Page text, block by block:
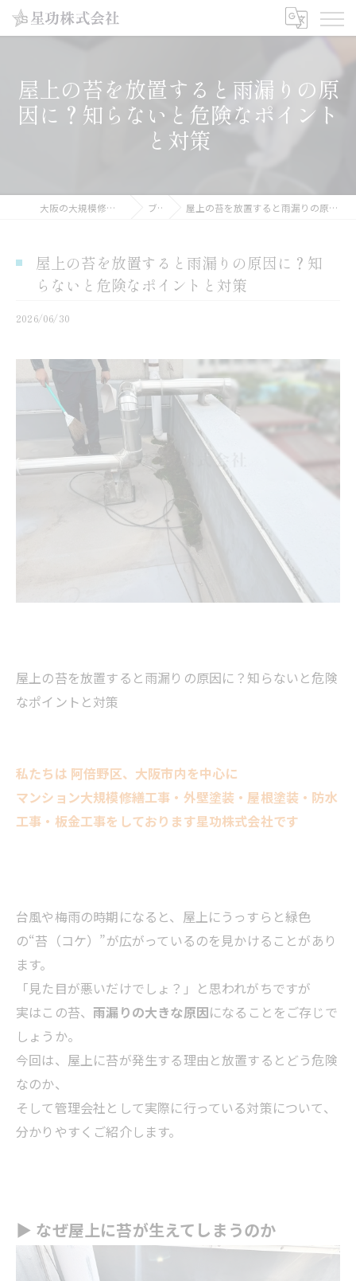
屋上の苔を放置すると雨漏りの原
因に？知らないと危険なポイント
と対策
大阪の大規模修繕工事なら星功株式会社 ブログ 屋上の苔を放置すると雨漏りの原因に？知らないと危険なポイントと対策
屋上の苔を放置すると雨漏りの原因に？知
らないと危険なポイントと対策
2026/06/30
屋上の苔を放置すると雨漏りの原因に？知らないと危険
なポイントと対策
私たちは 阿倍野区、大阪市内を中心に
マンション大規模修繕工事・外壁塗装・屋根塗装・防水
工事・板金工事をしております星功株式会社です
台風や梅雨の時期になると、屋上にうっすらと緑色
の“苔（コケ）”が広がっているのを見かけることがあり
ます。
「見た目が悪いだけでしょ？」と思われがちですが
実はこの苔、 雨漏りの大きな原因になることをご存じで
しょうか。
今回は、屋上に苔が発生する理由と放置するとどう危険
なのか、
そして管理会社として実際に行っている対策について、
分かりやすくご紹介します。
▶ なぜ屋上に苔が生えてしまうのか